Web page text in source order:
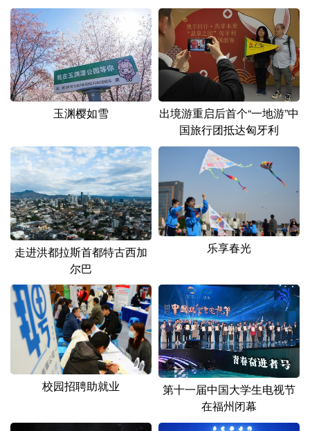
English Español Français عربى
Русский язык 日本語 한국어
Deutsch Português
玉渊樱如雪
出境游重启后首个“一地游”中
国旅行团抵达匈牙利
走进洪都拉斯首都特古西加
尔巴
乐享春光
校园招聘助就业
第十一届中国大学生电视节
在福州闭幕